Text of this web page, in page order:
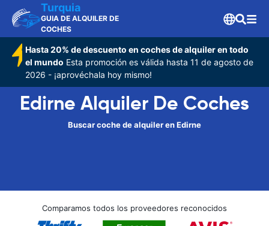
Turquia
GUIA DE ALQUILER DE
COCHES
Hasta 20% de descuento en coches de alquiler en todo
el mundo Esta promoción es válida hasta 11 de agosto de
2026 - ¡aprovéchala hoy mismo!
Edirne Alquiler De Coches
Buscar coche de alquiler en Edirne
Comparamos todos los proveedores reconocidos